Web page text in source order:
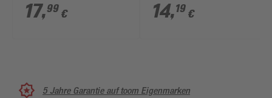
17,99 € 14,19 €
5 Jahre Garantie auf toom Eigenmarken